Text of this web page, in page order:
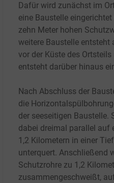
Dafür wird zunächst im
eine Baustelle
zehn Meter hohen
weitere Baustelle entsteht
vor der Küste des
entsteht darüber hinaus
Nach Abschluss der
die
der seeseitigen Baustelle.
dabei dreimal parallel auf
1,2 Kilometern in einer
unterquert. Anschließend
Schutzrohre zu 1,2
zusammengeschweißt,